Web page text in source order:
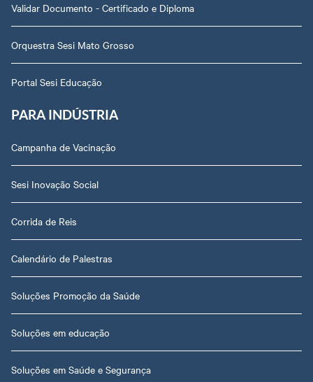
Validar Documento - Certificado e Diploma
Orquestra Sesi Mato Grosso
Portal Sesi Educação
PARA INDÚSTRIA
Campanha de Vacinação
Sesi Inovação Social
Corrida de Reis
Calendário de Palestras
Soluções Promoção da Saúde
Soluções em educação
Soluções em Saúde e Segurança